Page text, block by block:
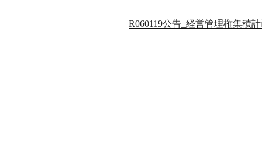
R060119公告_経営管理権集積計